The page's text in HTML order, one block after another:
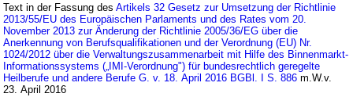
Text in der Fassung desArtikels 32 Gesetz zur Umsetzung der Richtlinie
2013/55/EU des Europäischen Parlaments und des Rates vom 20.
November 2013 zur Änderung der Richtlinie 2005/36/EG über die
Anerkennung von Berufsqualifikationen und der Verordnung (EU) Nr.
1024/2012 über die Verwaltungszusammenarbeit mit Hilfe des Binnenmarkt-
Informationssystems („IMI-Verordnung") für bundesrechtlich geregelte
Heilberufe und andere Berufe G. v. 18. April 2016 BGBl. I S. 886 m.W.v.
23. April 2016